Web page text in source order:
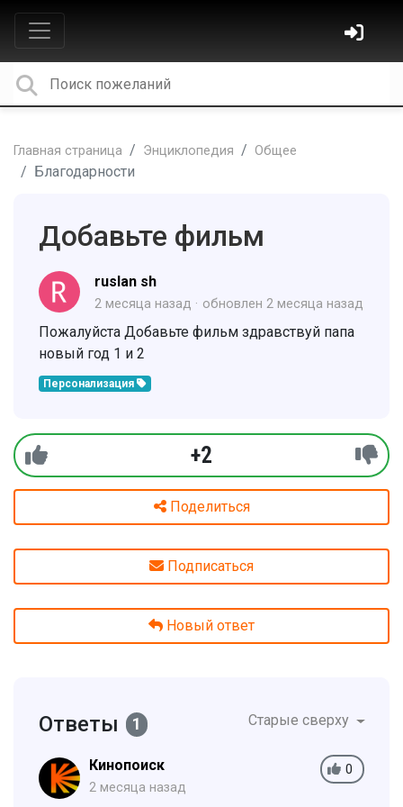
Главная страница Энциклопедия Общее
Благодарности
Добавьте фильм
ruslan sh
2 месяца назад обновлен 2 месяца назад
Пожалуйста Добавьте фильм здравствуй папа
новый год 1 и 2
Персонализация
+2
Поделиться
Подписаться
Новый ответ
Ответы 1 Старые сверху
0
Кинопоиск
2 месяца назад